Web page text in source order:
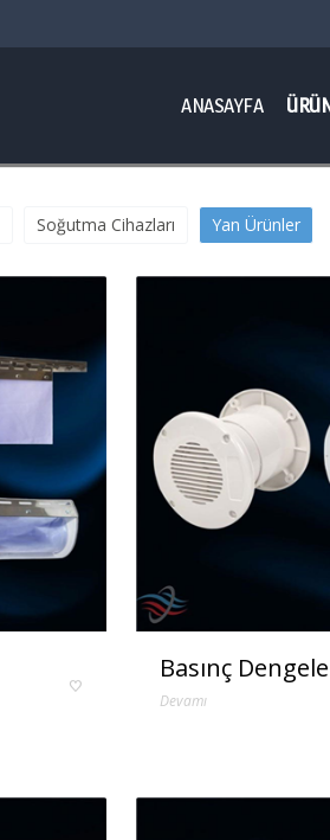
ANASAYFA
Soğutma Cihazları Yan Ürünler
Basınç
Devamı